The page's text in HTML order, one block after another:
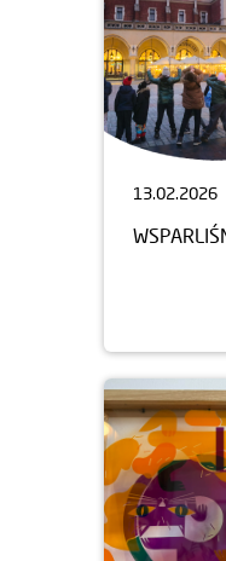
13.02.2026